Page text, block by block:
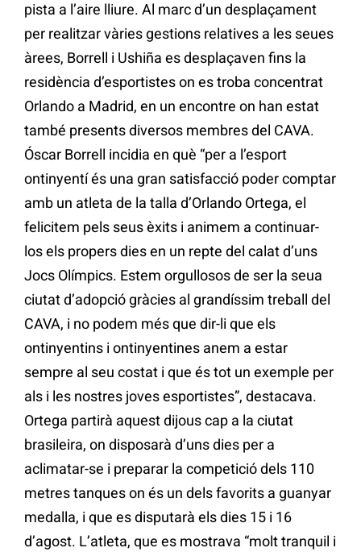
pista a l’aire lliure. Al marc d’un desplaçament
per realitzar vàries gestions relatives a les seues
àrees, Borrell i Ushiña es desplaçaven fins la
residència d’esportistes on es troba concentrat
Orlando a Madrid, en un encontre on han estat
també presents diversos membres del CAVA.
Óscar Borrell incidia en què “per a l’esport
ontinyentí és una gran satisfacció poder comptar
amb un atleta de la talla d’Orlando Ortega, el
felicitem pels seus èxits i animem a continuar-
los els propers dies en un repte del calat d’uns
Jocs Olímpics. Estem orgullosos de ser la seua
ciutat d’adopció gràcies al grandíssim treball del
CAVA, i no podem més que dir-li que els
ontinyentins i ontinyentines anem a estar
sempre al seu costat i que és tot un exemple per
als i les nostres joves esportistes”, destacava.
Ortega partirà aquest dijous cap a la ciutat
brasileira, on disposarà d’uns dies per a
aclimatar-se i preparar la competició dels 110
metres tanques on és un dels favorits a guanyar
medalla, i que es disputarà els dies 15 i 16
d’agost. L’atleta, que es mostrava “molt tranquil i